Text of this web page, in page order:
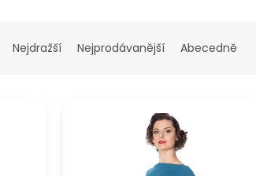
Nejdražší Nejprodávanější Abecedně